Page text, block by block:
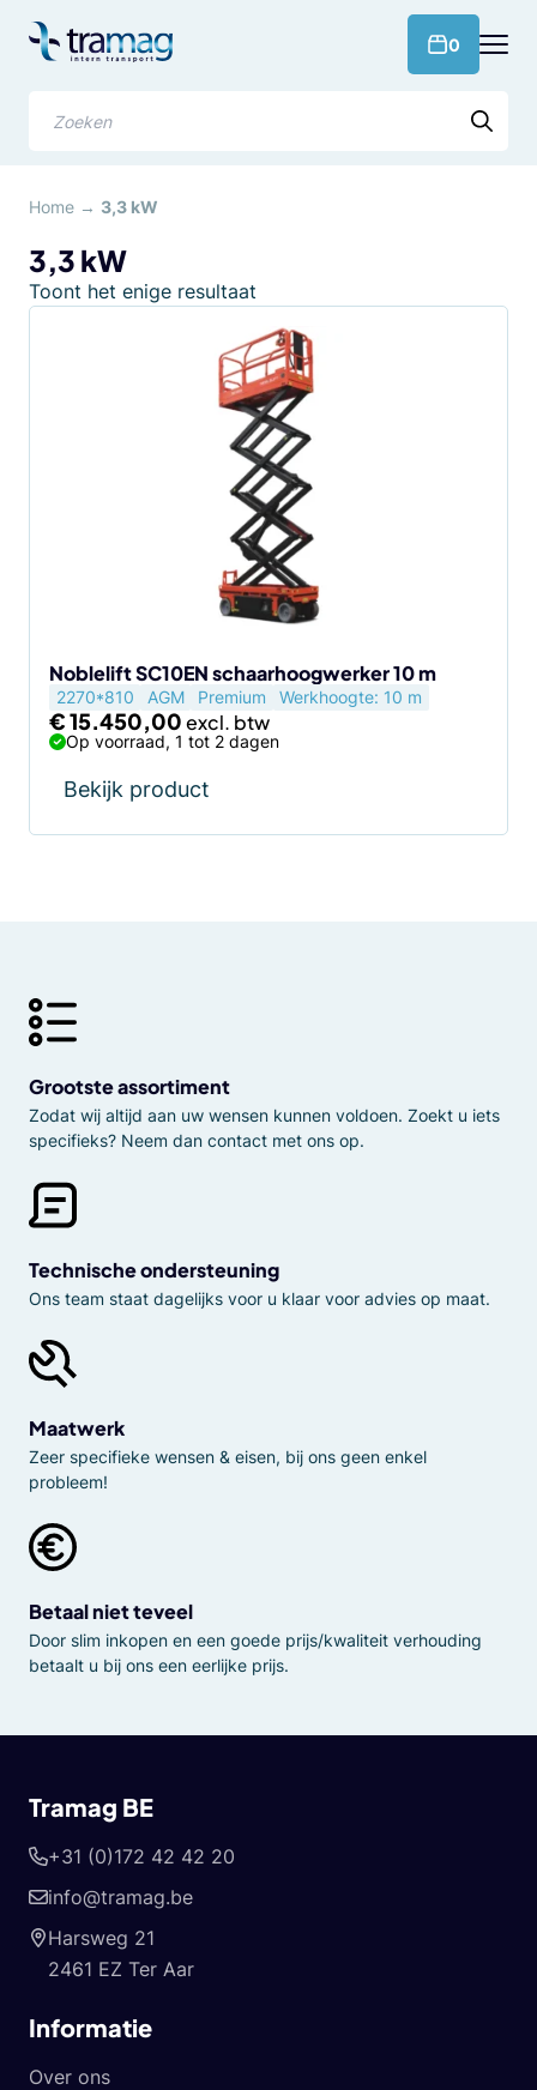
naar
0
Home → 3,3 kW
3,3 kW
Toont het enige resultaat
Noblelift SC10EN schaarhoogwerker 10 m
2270*810 AGM Premium Werkhoogte: 10 m
€15.450,00
Op voorraad, 1 tot 2 dagen
Bekijk product
Grootste assortiment
Zodat wij altijd aan uw wensen kunnen voldoen. Zoekt u iets
specifieks? Neem dan contact met ons op.
Technische ondersteuning
Ons team staat dagelijks voor u klaar voor advies op maat.
Maatwerk
Zeer specifieke wensen & eisen, bij ons geen enkel
probleem!
Betaal niet teveel
Door slim inkopen en een goede prijs/kwaliteit verhouding
betaalt u bij ons een eerlijke prijs.
Tramag BE
+31 (0)172 42 42 20
info@tramag.be
Harsweg 21
2461 EZ Ter Aar
Informatie
Over ons